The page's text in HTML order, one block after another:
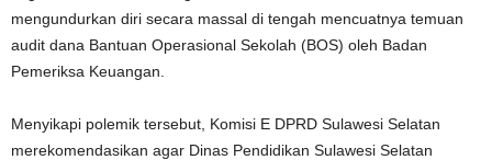
mengundurkan diri secara massal di tengah mencuatnya temuan
audit dana Bantuan Operasional Sekolah (BOS) oleh Badan
Pemeriksa Keuangan
Menyikapi polemik tersebut, Komisi E DPRD Sulawesi Selatan
merekomendasikan agar Dinas Pendidikan Sulawesi Selatan